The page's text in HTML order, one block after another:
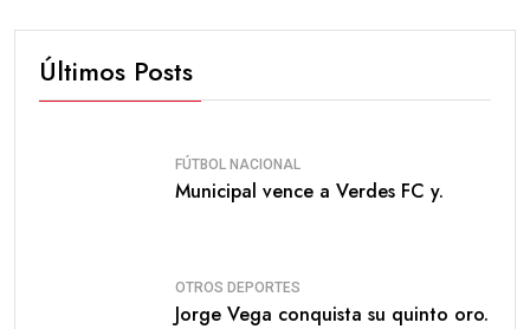
Últimos Posts
FÚTBOL NACIONAL
Municipal vence a Verdes FC y.
OTROS DEPORTES
Jorge Vega conquista su quinto oro.